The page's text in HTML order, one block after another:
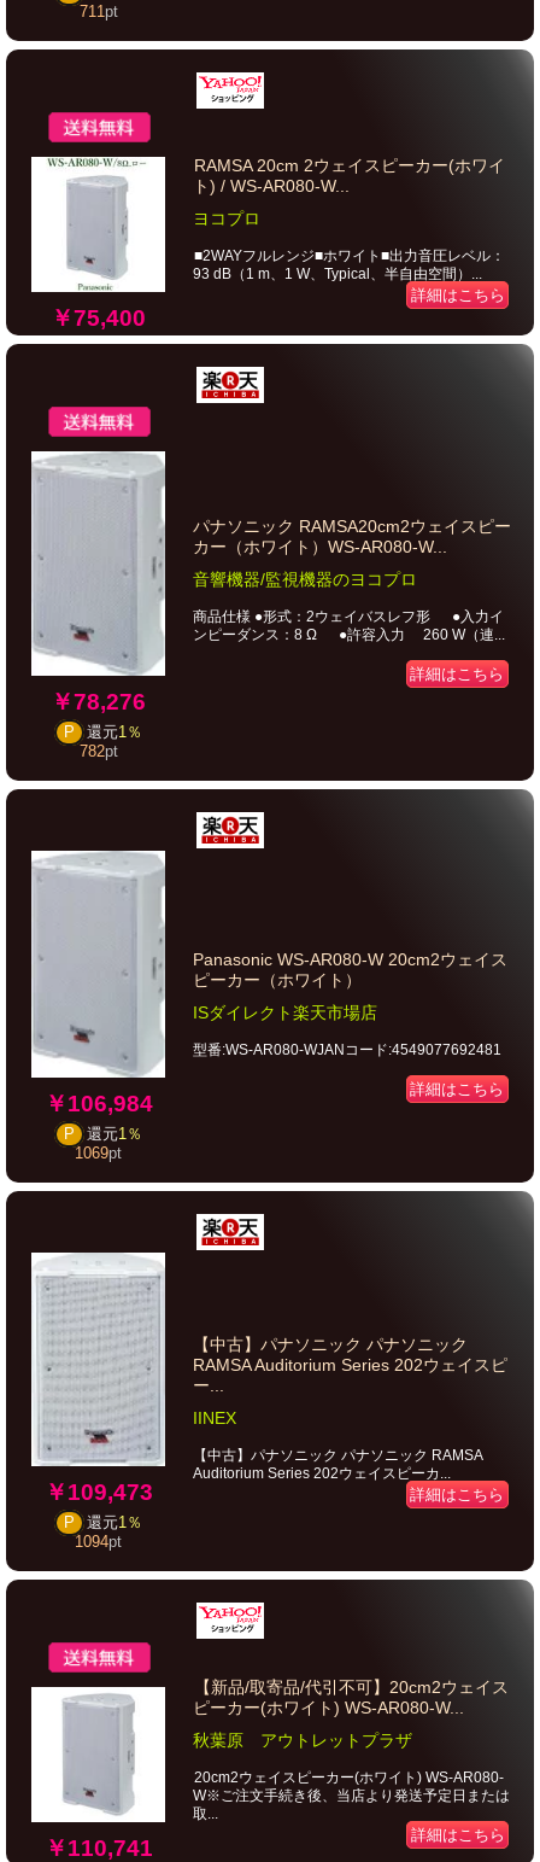
711 pt
￥75,400
RAMSA 20cm 2ウェイスピーカー(ホワイ
ト) / WS-AR080-W...
ヨコプロ
■2WAYフルレンジ■ホワイト■出力音圧レベル：
93 dB（1 m、1 W、Typical、半自由空間）...
詳細はこちら
￥78,276
P 還元1％
782pt
パナソニック RAMSA20cm2ウェイスピー
カー（ホワイト）WS-AR080-W...
音響機器/監視機器のヨコプロ
商品仕様 ●形式：2ウェイバスレフ形 ●入力イ
ンピーダンス：8 Ω ●許容入力 260 W（連...
詳細はこちら
￥106,984
P 還元1％
1069pt
Panasonic WS-AR080-W 20cm2ウェイス
ピーカー（ホワイト）
ISダイレクト楽天市場店
型番:WS-AR080-WJANコード:4549077692481
詳細はこちら
￥109,473
P 還元1％
1094pt
【中古】パナソニック パナソニック
RAMSA Auditorium Series 202ウェイスピ
ー...
IINEX
【中古】パナソニック パナソニック RAMSA
Auditorium Series 202ウェイスピーカ...
詳細はこちら
￥110,741
【新品/取寄品/代引不可】20cm2ウェイス
ピーカー(ホワイト) WS-AR080-W...
秋葉原 アウトレットプラザ
20cm2ウェイスピーカー(ホワイト) WS-AR080-
W※ご注文手続き後、当店より発送予定日または
取...
詳細はこちら